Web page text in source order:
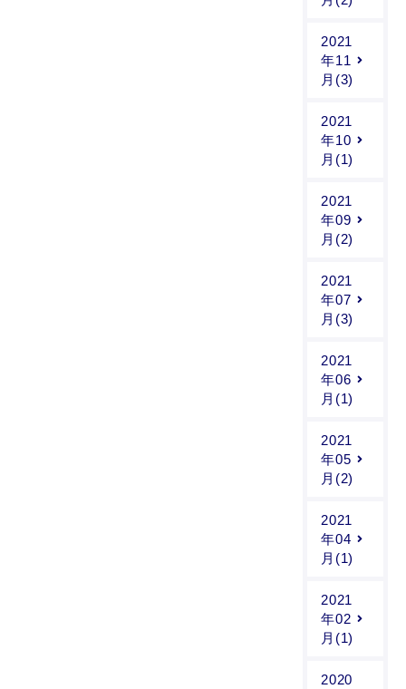
2021
年11
月(3)
2021
年10
月(1)
2021
年09
月(2)
2021
年07
月(3)
2021
年06
月(1)
2021
年05
月(2)
2021
年04
月(1)
2021
年02
月(1)
2020